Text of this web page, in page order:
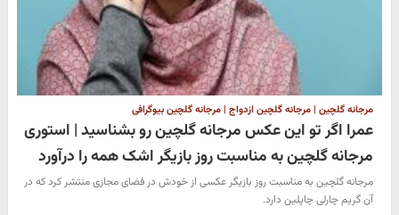
مرجانه گلچین | مرجانه گلچین ازدواج | مرجانه گلچین بیوگرافی
عمرا اگر تو این عکس مرجانه گلچین رو بشناسید | استوری
مرجانه گلچین به مناسبت روز بازیگر اشک همه را درآورد
مرجانه گلچین به مناسبت روز بازیگر عکسی از خودش در فضای مجازی منتشر کرد که در
آن گریم چارلی چاپلین دارد.